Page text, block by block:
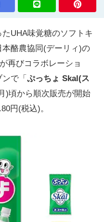
UHA味覚糖のソフトキ
酪農協同(デーリィ)の
再びコラボレーショ
で「 ぷっちょ Skal(ス
)頃から順次販売が開始
円(税込)。